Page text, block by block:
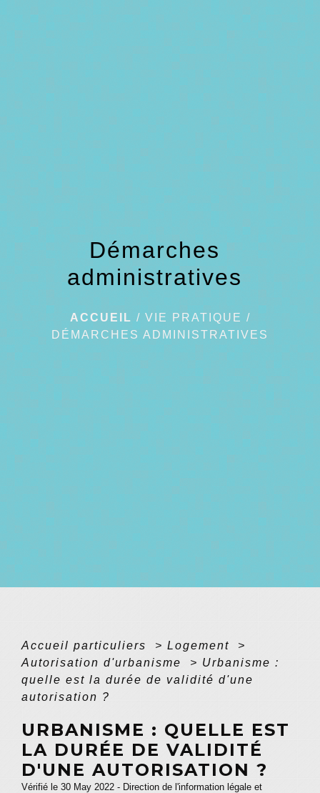
Démarches
administratives
ACCUEIL / VIE PRATIQUE /
DÉMARCHES ADMINISTRATIVES
Accueil particuliers > Logement
>
Autorisation d'urbanisme
> Urbanisme :
quelle est la durée de validité d'une
autorisation ?
URBANISME : QUELLE EST
LA DURÉE DE VALIDITÉ
D'UNE AUTORISATION ?
Vérifié le 30 May 2022 - Direction de l'information légale et